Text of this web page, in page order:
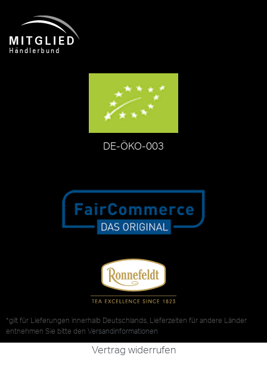
DE-ÖKO-003
*gilt für Lieferungen innerhalb Deutschlands, Lieferzeiten für andere Länder
entnehmen Sie bitte den Versandinformationen
Vertrag widerrufen